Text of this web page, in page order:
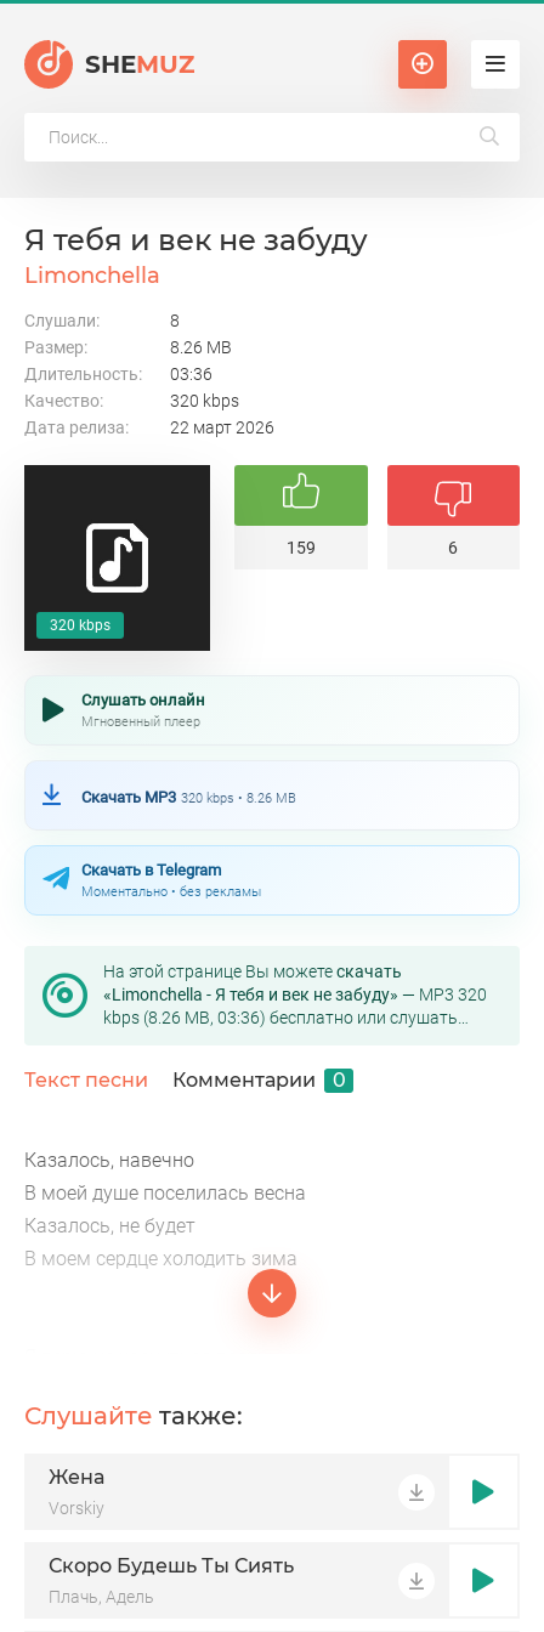
SHEMUZ
320 kbps
Я тебя и век не забуду
Limonchella
Слушали:
8
Размер:
8.26 MB
Длительность:
03:36
Качество:
320 kbps
Дата релиза:
22 март 2026
159 6
Слушать онлайн
Мгновенный плеер
Скачать MP3 320 kbps • 8.26 MB
Скачать в Telegram
Моментально • без рекламы
На этой странице Вы можетескачать
«Limonchella - Я тебя и век не забуду» — MP3 320
kbps (8.26 MB, 03:36) бесплатно или слушать
Текст песни Комментарии 0
Казалось, навечно
В моей душе поселилась весна
Казалось, не будет
В моем сердце холодить зима
Я тебя и век не забуду
Я не отпущу тебя никогда
Если я с тобою не буду
То не буду счастлив я никогда
Слушайте также:
Жена
Vorskiy
Скоро Будешь Ты Сиять
Плачь, Адель